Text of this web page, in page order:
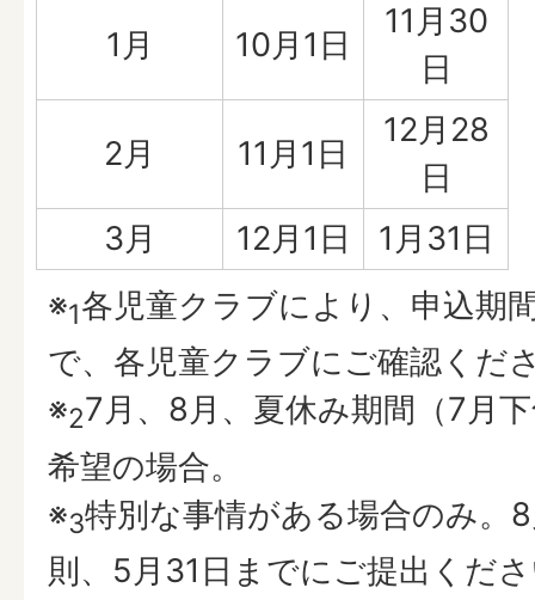
1月 10月1日
11月30
日
2月 11月1日
12月28
日
3月
12月1日
1月31日
※1各児童クラブにより、申込期
で、各児童クラブにご確認くだ
※27月、8月、夏休み期間（7月
希望の場合。
※3特別な事情がある場合のみ。
則、5月31日までにご提出くだ